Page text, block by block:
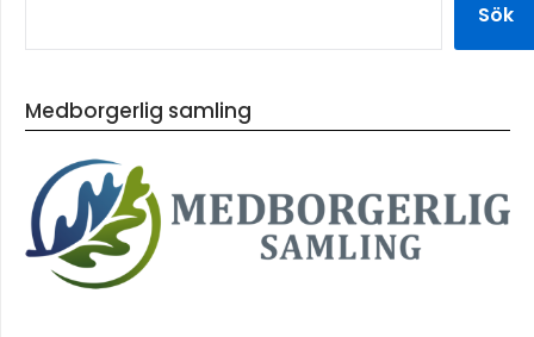
Sök
Medborgerlig samling